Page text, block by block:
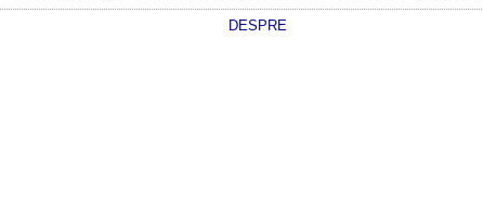
DESPRE